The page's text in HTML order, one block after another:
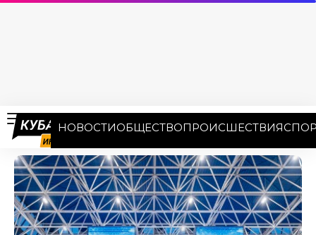
НОВОСТИОБЩЕСТВОПРОИСШЕСТВИЯ